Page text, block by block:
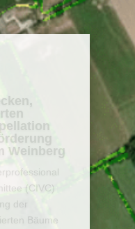
in
die
im
TerraNIS